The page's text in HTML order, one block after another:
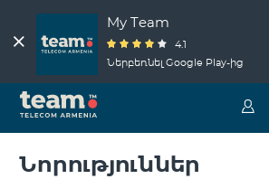
My Team
4.1
Ներբեռնել Google Play-ից
Նորություններ